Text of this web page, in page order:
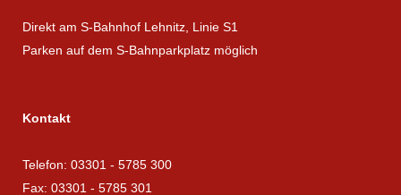
Direkt am S-Bahnhof Lehnitz, Linie S1
Parken auf dem S-Bahnparkplatz möglich
Kontakt
Telefon: 03301 - 5785 300
Fax: 03301 - 5785 301